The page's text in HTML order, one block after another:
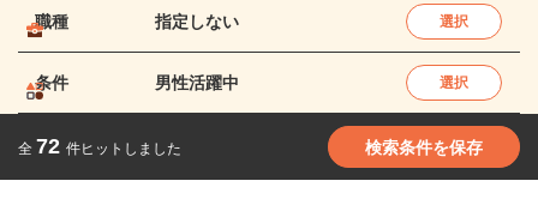
職種 指定しない 選択
条件 男性活躍中 選択
全 72 件ヒットしました 検索条件を保存